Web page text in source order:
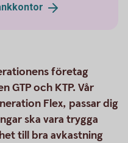
företag
GTP och KTP. Vår
Flex, passar dig
ska vara trygga
till bra avkastning